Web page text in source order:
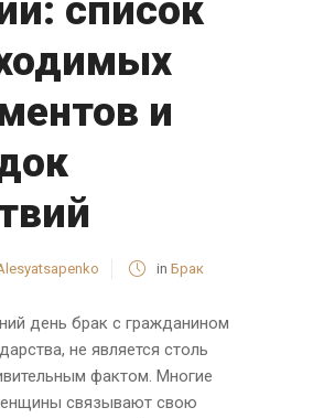
список
и
in Брак
день брак с гражданином
не является столь
фактом. Многие
связывают свою